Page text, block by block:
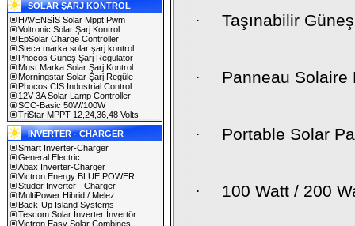
SOLAR ŞARJ KONTROL
HAVENSİS Solar Mppt Pwm
Voltronic Solar Şarj Kontrol
EpSolar Charge Controller
Steca marka solar şarj kontrol
Phocos Güneş Şarj Regülatör
Must Marka Solar Şarj Kontrol
Morningstar Solar Şarj Regüle
Phocos CIS Industrial Control
12V-3A Solar Lamp Controller
SCC-Basic 50W/100W
TriStar MPPT 12,24,36,48 Volts
INVERTER - CHARGER
Smart Inverter-Charger
General Electric
Abax Inverter-Charger
Victron Energy BLUE POWER
Studer Inverter - Charger
MultiPower Hibrid / Melez
Back-Up Island Systems
Tescom Solar İnverter İnvertör
Victron Easy Solar Combines
· Taşınabilir
· Panneau Solaire
· Portable Solar
· 100 Watt / 200